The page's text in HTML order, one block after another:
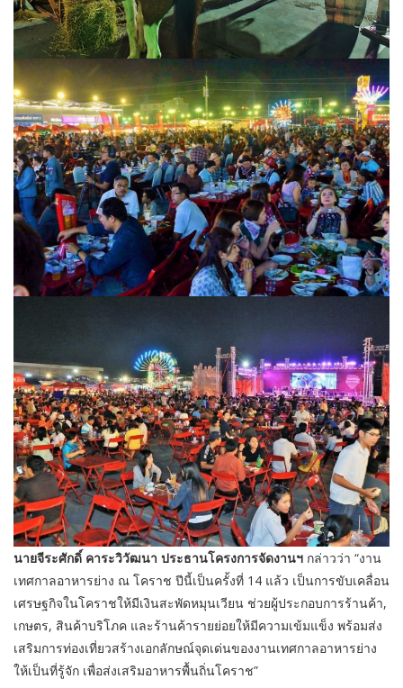
นายจีระศักดิ์ คาระวิวัฒนา ประธานโครงการจัดงานฯ กล่าวว่า “งาน
เทศกาลอาหารย่าง ณ โคราช ปีนี้เป็นครั้งที่ 14 แล้ว เป็นการขับเคลื่อน
เศรษฐกิจในโคราชให้มีเงินสะพัดหมุนเวียน ช่วยผู้ประกอบการร้านค้า,
เกษตร, สินค้าบริโภค และร้านค้ารายย่อยให้มีความเข้มแข็ง พร้อมส่ง
เสริมการท่องเที่ยวสร้างเอกลักษณ์จุดเด่นของงานเทศกาลอาหารย่าง
ให้เป็นที่รู้จัก เพื่อส่งเสริมอาหารพื้นถิ่นโคราช”